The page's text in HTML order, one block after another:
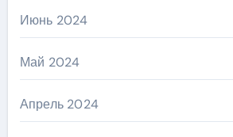
Июнь 2024
Май 2024
Апрель 2024